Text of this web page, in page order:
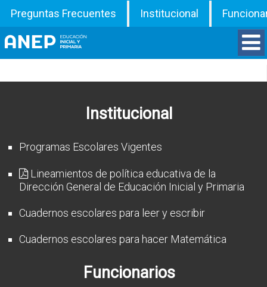
Preguntas Frecuentes Institucional
Inspecciones
Programas
Documentos
Institucional
Programas Escolares Vigentes
Lineamientos de política educativa de la
Dirección General de Educación Inicial y Primaria
Cuadernos escolares para leer y escribir
Cuadernos escolares para hacer Matemática
Funcionarios